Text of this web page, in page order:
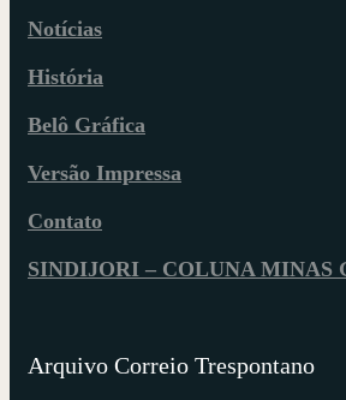
Notícias
História
Belô Gráfica
Versão Impressa
Contato
SINDIJORI – COLUNA MINAS
Arquivo Correio Trespontano